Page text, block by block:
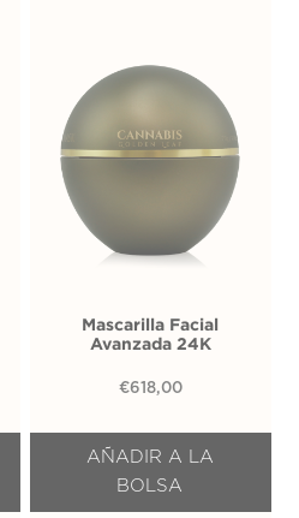
Mascarilla Facial
Avanzada 24K
€618,00
AÑADIR A LA
BOLSA